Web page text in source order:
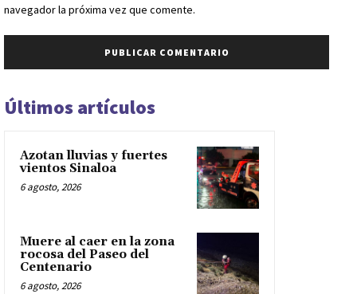
navegador la próxima vez que comente.
Últimos artículos
Azotan lluvias y fuertes
vientos Sinaloa
6 agosto, 2026
Muere al caer en la zona
rocosa del Paseo del
Centenario
6 agosto, 2026